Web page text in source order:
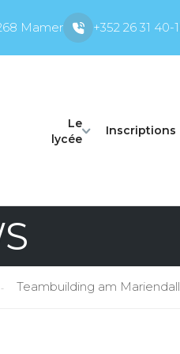
Mamer +352 26 31 40-1
Le
lycée
Inscriptions
Teambuilding am Mariendall